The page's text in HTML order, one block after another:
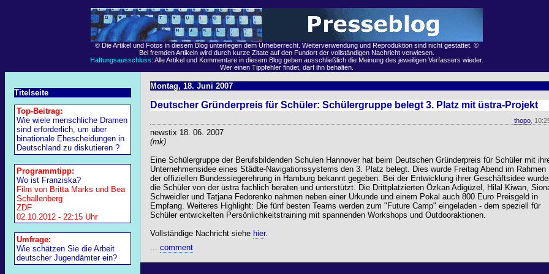
© Die Artikel und Fotos in diesem Blog unterliegen dem Urheberrecht. Weiterverwendung und Reproduktion sind nicht gestattet. ©
Bei fremden Artikeln wird durch kurze Zitate auf den Fundort der vollständigen Nachricht verwiesen.
Haftungsausschluss: Alle Artikel und Kommentare in diesem Blog geben ausschließlich die Meinung des jeweiligen Verfassers wieder.
Wer einen Tippfehler findet, darf ihn behalten.
Titelseite
Top-Beitrag:
Wie wiele menschliche Dramen
sind erforderlich, um über
binationale Ehescheidungen in
Deutschland zu diskutieren ?
Programmtipp:
Wo ist Franziska?
Film von Britta Marks und Bea
Schallenberg
ZDF
02.10.2012 - 22:15 Uhr
Umfrage:
Wie schätzen Sie die Arbeit
deutscher Jugendämter ein?
Montag, 18. Juni 2007
Deutscher Gründerpreis für Schüler: Schülergruppe belegt 3. Platz mit üstra-Projekt
thopo,
newstix 18. 06. 2007
(mk)
Eine Schülergruppe der Berufsbildenden Schulen Hannover hat beim Deutschen Gründerpreis für Schüler mit
Unternehmensidee eines Städte-Navigationssystems den 3. Platz belegt. Dies wurde Freitag Abend im Rahmen
der offiziellen Bundessiegerehrung in Hamburg bekannt gegeben. Bei der Entwicklung ihrer Geschäftsidee
die Schüler von der üstra fachlich beraten und unterstützt. Die Drittplatzierten Özkan Adigüzel, Hilal Kiwan,
Schweidler und Tatjana Fedorenko nahmen neben einer Urkunde und einem Pokal auch 800 Euro Preisgeld in
Empfang. Weiteres Highlight: Die fünf besten Teams werden zum "Future Camp" eingeladen - dem speziell für
Schüler entwickelten Persönlichkeitstraining mit spannenden Workshops und Outdooraktionen.
Vollständige Nachricht siehe hier.
... comment